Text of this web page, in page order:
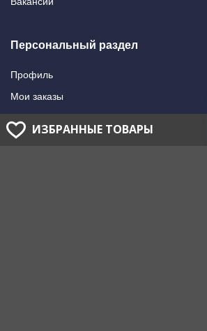
Персональный раздел
Профиль
Мои заказы
Мои подписки
Написать в поддержку
ИЗБРАННЫЕ ТОВАРЫ